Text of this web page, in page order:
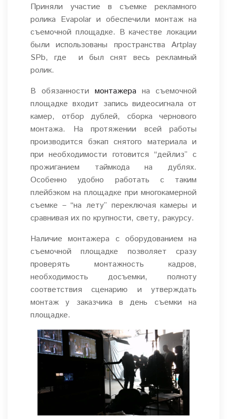
Приняли участие в съемке рекламного
ролика Evapolar и обеспечили монтаж на
съемочной площадке. В качестве локации
были использованы пространства Artplay
SPb, где и был снят весь рекламный
ролик.
В обязанности монтажера на съемочной
площадке входит запись видеосигнала от
камер, отбор дублей, сборка чернового
монтажа. На протяжении всей работы
производится бэкап снятого материала и
при необходимости готовится “дейлиз” с
прожиганием таймкода на дублях.
Особенно удобно работать с таким
плейбэком на площадке при многокамерной
съемке – “на лету” переключая камеры и
сравнивая их по крупности, свету, ракурсу.
Наличие монтажера с оборудованием на
съемочной площадке позволяет сразу
проверять монтажность кадров,
необходимость досъемки, полноту
соответствия сценарию и утверждать
монтаж у заказчика в день съемки на
площадке.